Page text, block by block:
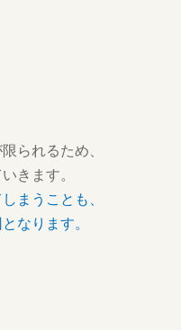
られるため、
きます。
まうことも、
なります。